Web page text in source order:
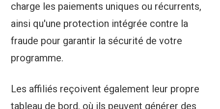
charge les paiements uniques ou récurrents,
ainsi qu'une protection intégrée contre la
fraude pour garantir la sécurité de votre
programme.
Les affiliés reçoivent également leur propre
tableau de bord, où ils peuvent générer des